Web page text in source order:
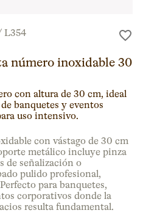
L354
número inoxidable 30
con altura de 30 cm, ideal
banquetes y eventos
uso intensivo.
con vástago de 30 cm
metálico incluye pinza
de señalización o
pulido profesional,
para banquetes,
corporativos donde la
resulta fundamental.